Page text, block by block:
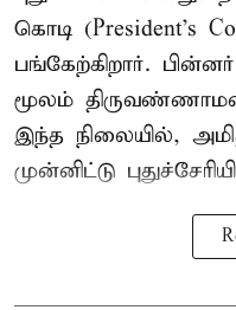
கொடி (President's
பங்கேற்கிறார்.
மூலம்
இந்த நிலையில்,
முன்னிட்டு